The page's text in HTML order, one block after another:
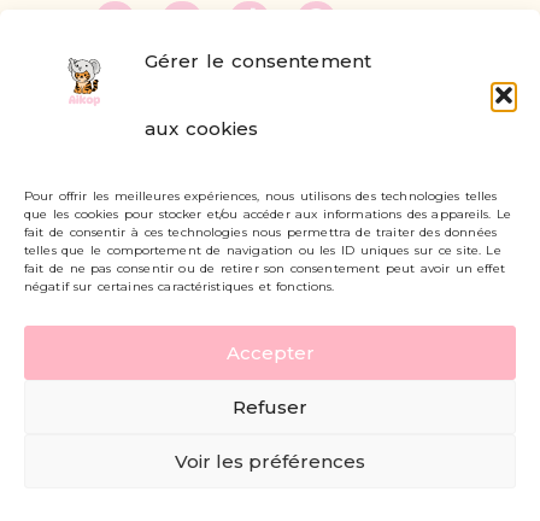
Gérer le consentement
aux cookies
Pour offrir les meilleures expériences, nous utilisons des technologies telles
que les cookies pour stocker et/ou accéder aux informations des appareils. Le
fait de consentir à ces technologies nous permettra de traiter des données
telles que le comportement de navigation ou les ID uniques sur ce site. Le
fait de ne pas consentir ou de retirer son consentement peut avoir un effet
négatif sur certaines caractéristiques et fonctions.
Accepter
Refuser
Voir les préférences
Livraisons et retours
Mon compte
Carte cadeau
Politique de confidentialité
Mentions légales - CGV